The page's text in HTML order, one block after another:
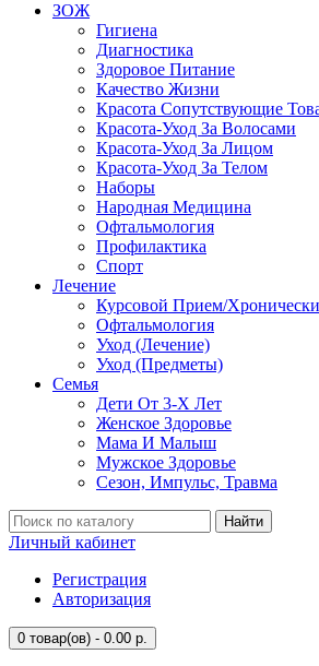
ЗОЖ
Гигиена
Диагностика
Здоровое Питание
Качество Жизни
Красота Сопутствующие
Красота-Уход За Волосами
Красота-Уход За Лицом
Красота-Уход За Телом
Наборы
Народная Медицина
Офтальмология
Профилактика
Спорт
Лечение
Курсовой Прием/
Офтальмология
Уход (Лечение)
Уход (Предметы)
Семья
Дети От 3-Х Лет
Женское Здоровье
Мама И Малыш
Мужское Здоровье
Сезон, Импульс, Травма
Найти
Личный кабинет
Регистрация
Авторизация
0 товар(ов) - 0.00 р.